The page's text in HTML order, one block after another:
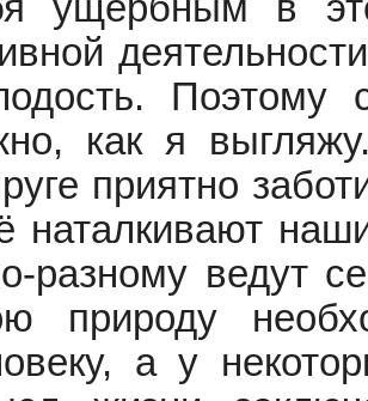
Поэтому
как я
приятно
наталкивают
разному ведут
природу
а у